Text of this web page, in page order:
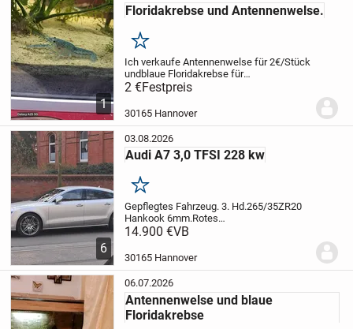
1
Floridakrebse und Antennenwelse.
Merken
Ich verkaufe Antennenwelse für 2€/Stück
und blaue Floridakrebse für
5€/Stück.Kleine und große Tiere
vorhanden.
2 €Festpreis
30165 Hannover
6
03.08.2026
Audi A7 3,0 TFSI 228 kw
Merken
Gepflegtes Fahrzeug. 3. Hd.265/35ZR20
Hankook 6mm.Rotes
Leder.Ambientebeleuchtung.
funktionstüchtig.
angemessenen...
14.900 €VB
30165 Hannover
06.07.2026
Antennenwelse und blaue
Floridakrebse